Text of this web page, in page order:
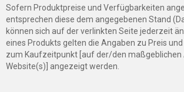
Sofern Produktpreise und Verfügbarkeiten
entsprechen diese dem angegebenen Stand
können sich auf der verlinkten Seite jederzeit
eines Produkts gelten die Angaben zu Preis
zum Kaufzeitpunkt [auf der/den maßgeblichen
Website(s)] angezeigt werden.